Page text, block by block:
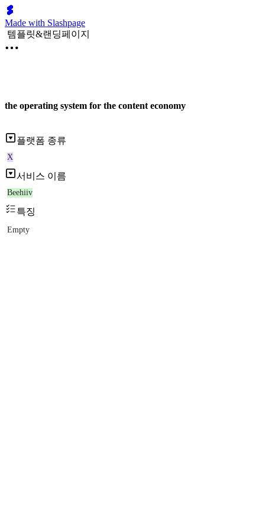
Made with Slashpage
템플릿&랜딩페이지
the operating system for the content economy
플랫폼 종류
X
서비스 이름
Beehiiv
특징
Empty